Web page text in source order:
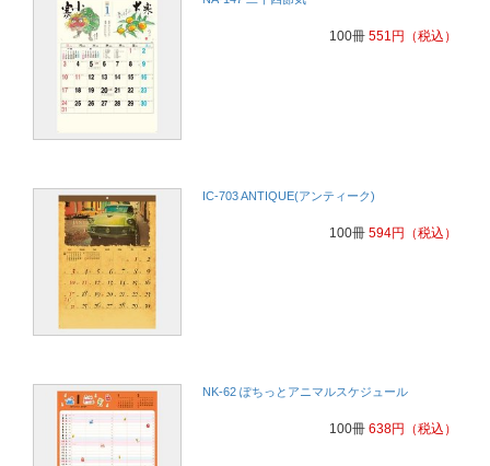
100冊 551円 （税込）
IC-703 ANTIQUE(アンティーク)
100冊 594円 （税込）
NK-62 ぽちっとアニマルスケジュール
100冊 638円 （税込）